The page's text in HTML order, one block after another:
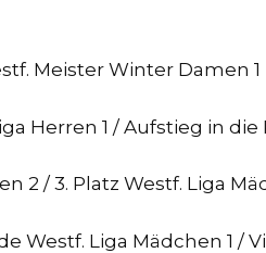
Meister Winter Damen 1
Herren 1 / Aufstieg in
2 / 3. Platz Westf. Liga
Westf. Liga Mädchen 1 /